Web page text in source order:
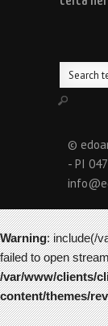
©
- PI
Warning: include(/
failed to open
/var/www/clients/
content/themes/